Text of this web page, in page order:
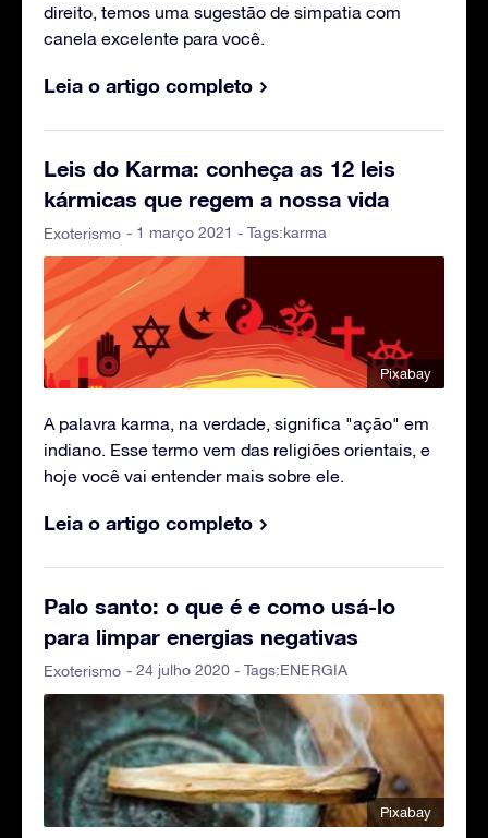
direito, temos uma sugestão de simpatia com
canela excelente para você.
Leia o artigo completo
Leis do Karma: conheça as 12 leis
kármicas que regem a nossa vida
Exoterismo - 1 março 2021 - Tags:karma
Pixabay
A palavra karma, na verdade, significa "ação" em
indiano. Esse termo vem das religiões orientais, e
hoje você vai entender mais sobre ele.
Leia o artigo completo
Palo santo: o que é e como usá-lo
para limpar energias negativas
Exoterismo - 24 julho 2020 - Tags:ENERGIA
Pixabay